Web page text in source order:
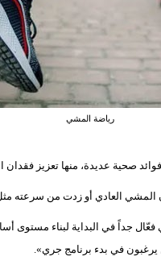
رياضة المشي
صحية عديدة، منها تعزيز فقدان
المشي العادي أو زدت من سرعته
جداً في البداية لبناء مستوى
يرغبون في بدء برنامج جري».